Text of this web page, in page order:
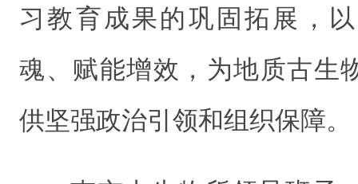
习教育成果的巩固拓展，
魂、赋能增效，为地质古生
供坚强政治引领和组织保障。